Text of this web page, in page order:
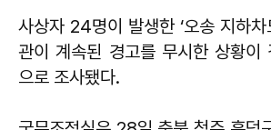
사상자 24명이 발생한 ‘오송 지하차
관이 계속된 경고를 무시한 상황이
으로 조사됐다.